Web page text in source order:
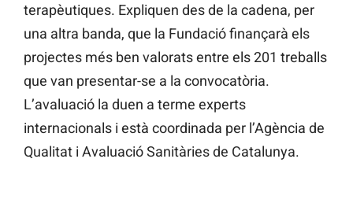
terapèutiques. Expliquen des de la cadena, per
una altra banda, que la Fundació finançarà els
projectes més ben valorats entre els 201 treballs
que van presentar-se a la convocatòria.
L’avaluació la duen a terme experts
internacionals i està coordinada per l’Agència de
Qualitat i Avaluació Sanitàries de Catalunya.